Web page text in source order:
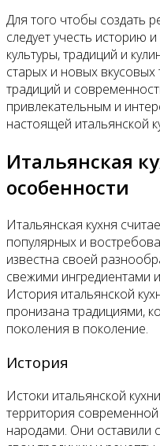
Для того чтобы создать
следует учесть историю
культуры, традиций и
старых и новых
традиций и
привлекательным и
настоящей итальянской
Итальянская
особенности
Итальянская кухня
популярных и
известна своей
свежими ингредиентами
История итальянской
пронизана традициями,
поколения в поколение.
История
Истоки итальянской
территория
народами. Они оставили